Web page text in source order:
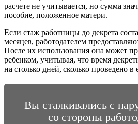
расчете не учитывается, но сумма
пособие, положенное матери.
Если стаж работницы до декрета
месяцев, работодателем
После их использования она может
ребенком, учитывая, что время
на столько дней, сколько проведено
Вы сталкивались с
со стороны